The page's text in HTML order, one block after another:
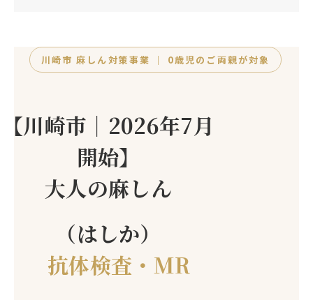
川崎市 麻しん対策事業 ｜ 0歳児のご両親が対象
【川崎市｜2026年7月
開始】
大人の麻しん
（はしか）
抗体検査 ・MR